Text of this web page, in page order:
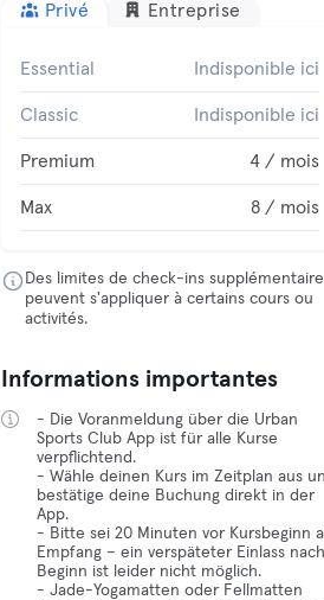
Privé Entreprise
Essential Indisponible ici
Classic Indisponible ici
Premium 4 / mois
Max 8 / mois
Des limites de check-ins
peuvent s'appliquer à certains cours ou
activités.
Informations importantes
- Die Voranmeldung über die Urban
Sports Club App ist für alle Kurse
verpflichtend.
- Wähle deinen Kurs im Zeitplan aus
bestätige deine Buchung direkt in der
App.
- Bitte sei 20 Minuten vor Kursbeginn
Empfang – ein verspäteter Einlass nach
Beginn ist leider nicht möglich.
- Jade-Yogamatten oder Fellmatten